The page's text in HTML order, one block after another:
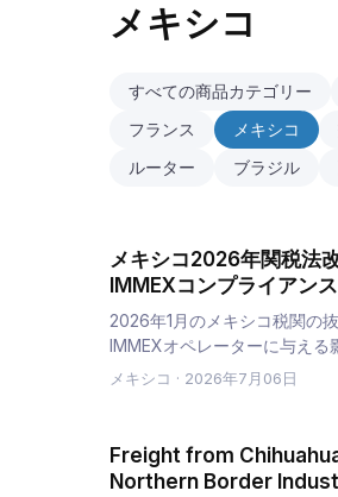
メキシコ
すべての商品カテゴリー
フランス
メキシコ
ルーター
ブラジル
メキシコ2026年関税法
IMMEXコンプライアン
2026年1月のメキシコ税関の
IMMEXオペレーターに与える
任、必須の電子ファイル、一
メキシコ · 2026年7月06日
Freight from
Northern Border